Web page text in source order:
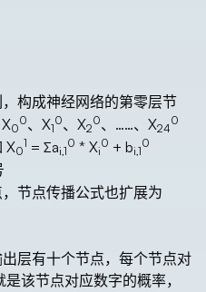
构成神经网络的第零层节
0
0、X1
0、X2
0、……、X24
0
X0
1 = ∑ai,1
0 * Xi
0 + bi,1
0
节点传播公式也扩展为
层有十个节点，每个节点对
该节点对应数字的概率，